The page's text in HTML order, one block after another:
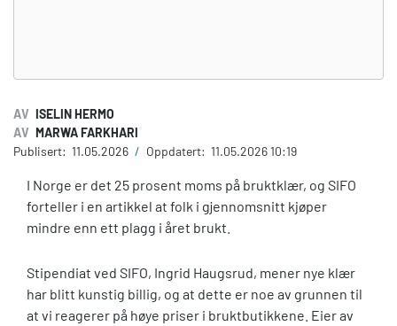
AV ISELIN HERMO
AV MARWA FARKHARI
Publisert: 11.05.2026 / Oppdatert: 11.05.2026 10:19
I Norge er det 25 prosent moms på bruktklær, og SIFO
forteller i en artikkel at folk i gjennomsnitt kjøper
mindre enn ett plagg i året brukt.
Stipendiat ved SIFO, Ingrid Haugsrud, mener nye klær
har blitt kunstig billig, og at dette er noe av grunnen til
at vi reagerer på høye priser i bruktbutikkene. Eier av